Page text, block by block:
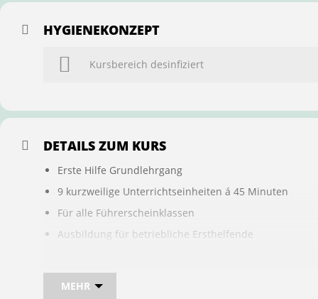
HYGIENEKONZEPT
Kursbereich desinfiziert
DETAILS ZUM KURS
Erste Hilfe Grundlehrgang
9 kurzweilige Unterrichtseinheiten á 45 Minuten
Für alle Führerscheinklassen
Ausbildung für betriebliche Ersthelfende
Bei sam kannst du direkt im Kurs auch gleich, den für
MEHR